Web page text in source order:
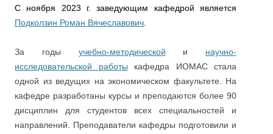
С ноября 2023 г. заведующим кафедрой является
Подколзин Роман Вячеславович
За годы учебно-методической и научно-
исследовательской работы кафедра ИОМАС стала
одной из ведущих на экономическом факультете. На
кафедре разработаны курсы и преподаются более 90
дисциплин для студентов всех специальностей и
направлений. Преподаватели кафедры подготовили и